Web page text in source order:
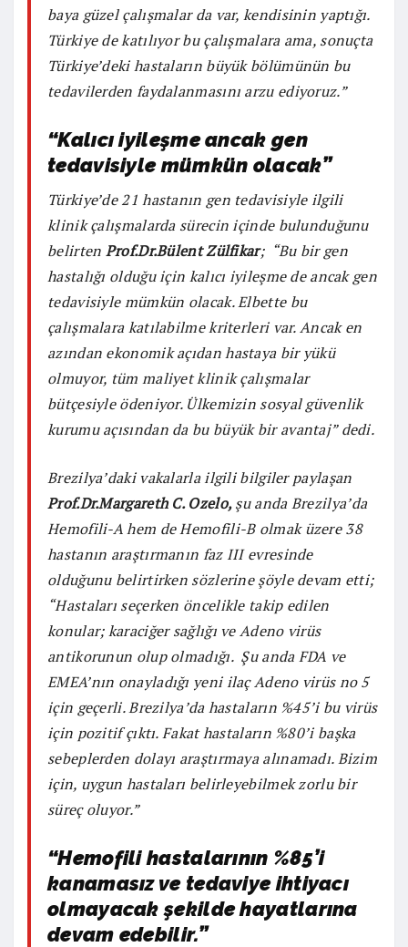
baya güzel çalışmalar da var, kendisinin yaptığı.
Türkiye de katılıyor bu çalışmalara ama, sonuçta
Türkiye’deki hastaların büyük bölümünün bu
tedavilerden faydalanmasını arzu ediyoruz.”
“Kalıcı iyileşme ancak gen
tedavisiyle mümkün olacak”
Türkiye’de 21 hastanın gen tedavisiyle ilgili
klinik çalışmalarda sürecin içinde bulunduğunu
belirten Prof.Dr.Bülent Zülfikar; “Bu bir gen
hastalığı olduğu için kalıcı iyileşme de ancak gen
tedavisiyle mümkün olacak. Elbette bu
çalışmalara katılabilme kriterleri var. Ancak en
azından ekonomik açıdan hastaya bir yükü
olmuyor, tüm maliyet klinik çalışmalar
bütçesiyle ödeniyor. Ülkemizin sosyal güvenlik
kurumu açısından da bu büyük bir avantaj” dedi.
Brezilya’daki vakalarla ilgili bilgiler paylaşan
Prof.Dr.Margareth C. Ozelo,şu anda Brezilya’da
Hemofili-A hem de Hemofili-B olmak üzere 38
hastanın araştırmanın faz III evresinde
olduğunu belirtirken sözlerine şöyle devam etti;
“Hastaları seçerken öncelikle takip edilen
konular; karaciğer sağlığı ve Adeno virüs
antikorunun olup olmadığı. Şu anda FDA ve
EMEA’nın onayladığı yeni ilaç Adeno virüs no 5
için geçerli. Brezilya’da hastaların %45’i bu virüs
için pozitif çıktı. Fakat hastaların %80’i başka
sebeplerden dolayı araştırmaya alınamadı. Bizim
için, uygun hastaları belirleyebilmek zorlu bir
süreç oluyor.”
“Hemofili hastalarının %85’i
kanamasız ve tedaviye ihtiyacı
olmayacak şekilde hayatlarına
devam edebilir.”